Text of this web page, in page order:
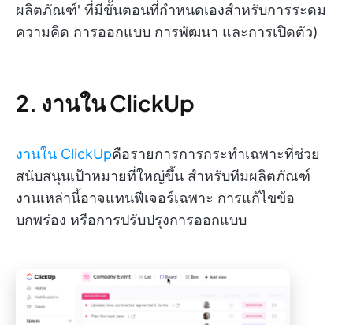
ผลิตภัณฑ์' ที่มีขั้นตอนที่กำหนดเองสำหรับการระดม
ความคิด การออกแบบ การพัฒนา และการเปิดตัว)
2. งานใน ClickUp
งานใน ClickUpคือรายการการกระทำเฉพาะที่ช่วย
สนับสนุนเป้าหมายที่ใหญ่ขึ้น สำหรับทีมผลิตภัณฑ์
งานเหล่านี้อาจแทนฟีเจอร์เฉพาะ การแก้ไขข้อ
บกพร่อง หรือการปรับปรุงการออกแบบ